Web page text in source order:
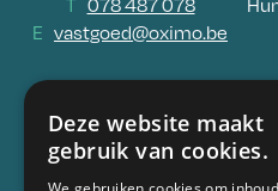
T 078 487 078
E vastgoed@oximo.be
Vastgoed
Deze website maakt
gebruik van cookies.